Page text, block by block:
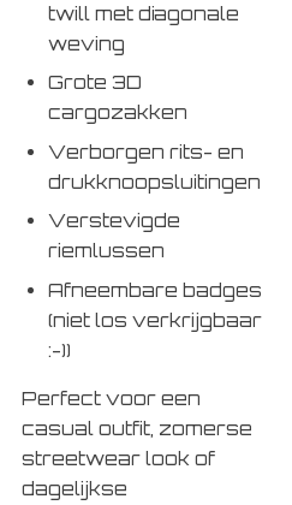
twill met diagonale
weving
Grote 3D
cargozakken
Verborgen rits- en
drukknoopsluitingen
Verstevigde
riemlussen
Afneembare badges
(niet los verkrijgbaar
:-))
Perfect voor een
casual outfit, zomerse
streetwear look of
dagelijkse